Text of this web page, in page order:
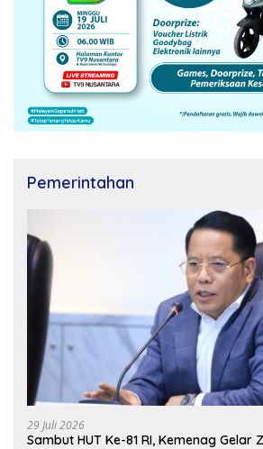
Pemerintahan
29 Juli 2026
Sambut HUT Ke-81 RI, Kemenag Gelar